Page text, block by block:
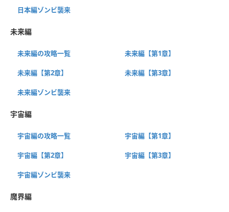
日本編ゾンビ襲来
未来編
未来編の攻略一覧 未来編【第1章】
未来編【第2章】 未来編【第3章】
未来編ゾンビ襲来
宇宙編
宇宙編の攻略一覧 宇宙編【第1章】
宇宙編【第2章】 宇宙編【第3章】
宇宙編ゾンビ襲来
魔界編